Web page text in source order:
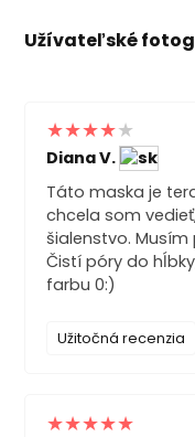
Diana V.
Táto maska je
chcela som
šialenstvo.
Čistí póry do
farbu 0:)
Užitočná recenzia
Užívateľské